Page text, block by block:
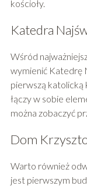
kościoły.
Katedra
Wśród
wymienić Katedrę
pierwszą
łączy w sobie
można zobaczyć
Dom
Warto również
jest pierwszym